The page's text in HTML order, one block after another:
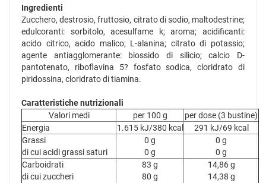
Ingredienti
Zucchero, destrosio, fruttosio, citrato di sodio, maltodestrine;
edulcoranti: sorbitolo, acesulfame k; aroma; acidificanti:
acido citrico, acido malico; L-alanina; citrato di potassio;
agente antiagglomerante: biossido di silicio; calcio D-
pantotenato, riboflavina 5? fosfato sodica, cloridrato di
piridossina, cloridrato di tiamina.
Caratteristiche nutrizionali
Valori medi
per 100 g
per dose (3 bustine)
Energia
1.615 kJ/380 kcal
291 kJ/69 kcal
Grassi
di cui acidi grassi saturi
0 g
0 g
0 g
0 g
Carboidrati
di cui zuccheri
83 g
80 g
14,86 g
14,38 g